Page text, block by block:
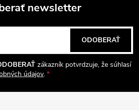
newsletter
zákazník potvrdzuje, že súhlasí
údajov.
ODOBERAŤ